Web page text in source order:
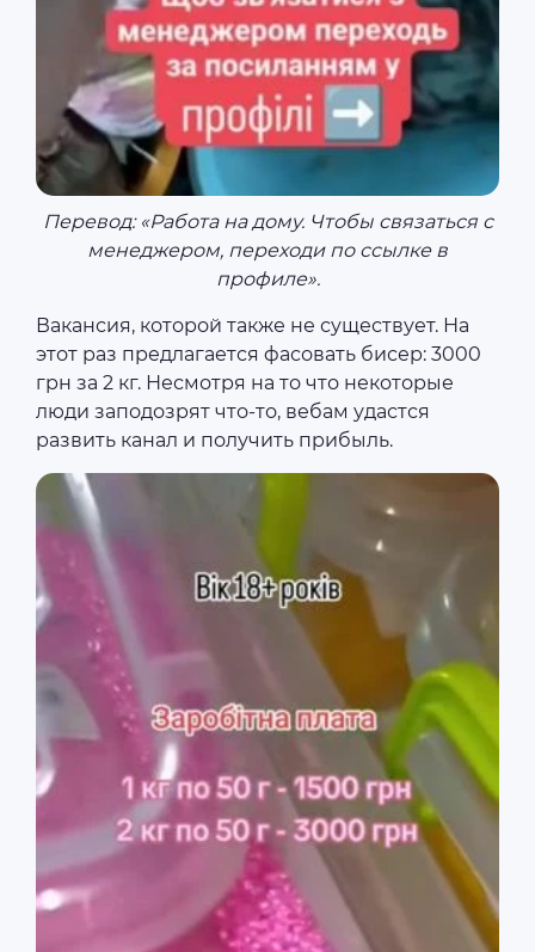
Перевод: «Работа на дому. Чтобы связаться с
менеджером, переходи по ссылке в
профиле».
Вакансия, которой также не существует. На
этот раз предлагается фасовать бисер: 3000
грн за 2 кг. Несмотря на то что некоторые
люди заподозрят что-то, вебам удастся
развить канал и получить прибыль.